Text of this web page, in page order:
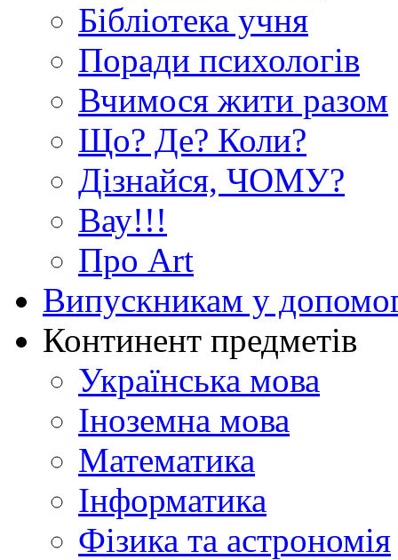
Бібліотека учня
Поради психологів
Вчимося жити разом
Що? Де? Коли?
Дізнайся, ЧОМУ?
Вау!!!
Про Art
Випускникам у
Континент предметів
Українська мова
Іноземна мова
Математика
Інформатика
Фізика та астрономія